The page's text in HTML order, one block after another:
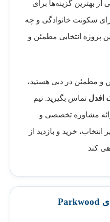
بهترین گزینه‌ها برای
سکونت خانوادگی و چه
پروژه انتخابی مطمئن و
و مطمئن در دبی هستید،
افدلتماس بگیرید. تیم
مشاوره تخصصی و
خرید و بازدید از
کند
نقشه طبقات و فایل‌های Parkwood